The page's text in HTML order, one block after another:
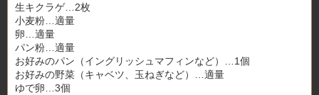
生キクラゲ…2枚
小麦粉…適量
卵…適量
パン粉…適量
お好みのパン（イングリッシュマフィンなど）…1個
お好みの野菜（キャベツ、玉ねぎなど）…適量
ゆで卵…3個